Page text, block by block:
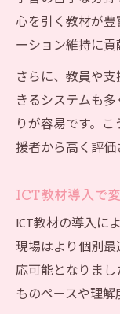
心を引く教材が
ーション維持に貢
さらに、教員や
きるシステムも
りが容易です。
援者から高く評価
ICT教材導入で
ICT教材の導入に
現場はより個別
応可能となりま
ものペースや理解